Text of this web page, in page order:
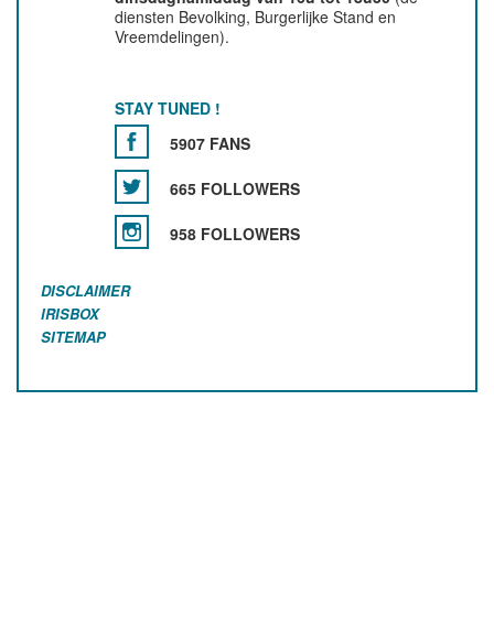
diensten Bevolking, Burgerlijke Stand en
Vreemdelingen).
STAY TUNED !
5907 FANS
665 FOLLOWERS
958 FOLLOWERS
DISCLAIMER
IRISBOX
SITEMAP